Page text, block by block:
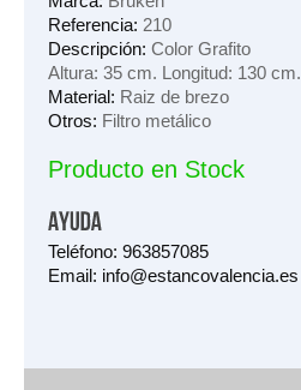
Referencia: 210
Descripción: Color Grafito
Altura: 35 cm. Longitud: 130 cm.
Material: Raiz de brezo
Otros: Filtro metálico
Producto en Stock
Teléfono: 963857085
Email: info@estancovalencia.es